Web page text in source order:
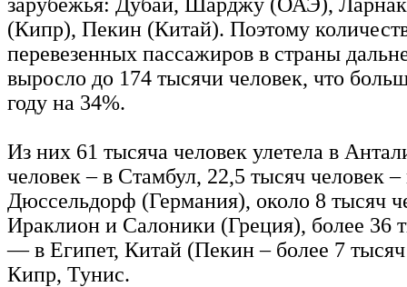
(Кипр), Пекин (Китай). Поэтому
перевезенных пассажиров в страны
выросло до 174 тысячи человек, что
году на 34%.
Из них 61 тысяча человек улетела в
человек – в Стамбул, 22,5 тысяч человек
Дюссельдорф (Германия), около 8 тысяч
Ираклион и Салоники (Греция), более 36
— в Египет, Китай (Пекин – более 7 тысяч
Кипр, Тунис.